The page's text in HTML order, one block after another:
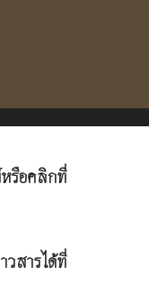
รือคลิกที่
วสารได้ที่